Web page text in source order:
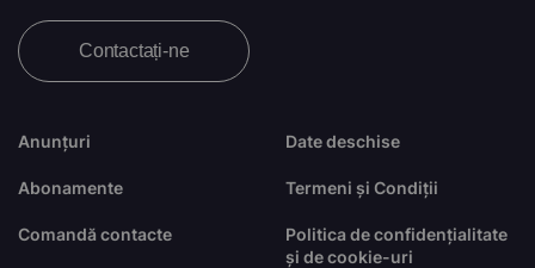
Anunțuri
Abonamente
Comandă contacte
Date deschise
Termeni și Condiții
Politica de confidențialitate
și de cookie-uri
Contactați-ne